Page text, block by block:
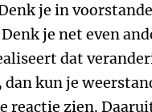
je in
je net even
dat
kun je
reactie zien.